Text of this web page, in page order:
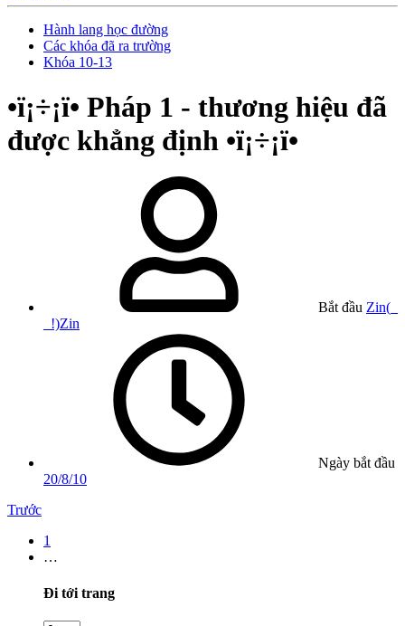
Hành lang học đường
Các khóa đã ra trường
Khóa 10-13
•ï¡÷¡ï• Pháp 1 - thương hiệu đã
được khẳng định •ï¡÷¡ï•
Bắt đầu Zin(_
_!)Zin
Ngày bắt đầu
20/8/10
Trước
1
…
Đi tới trang